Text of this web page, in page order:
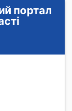
портал